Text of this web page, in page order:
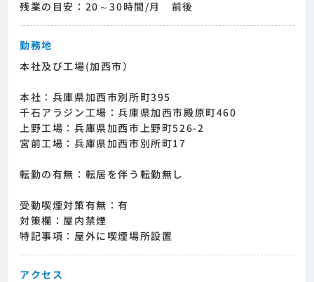
残業の目安：20～30時間/月 前後
勤務地
本社及び工場(加西市）
本社：兵庫県加西市別所町395
千石アラジン工場：兵庫県加西市殿原町460
上野工場：兵庫県加西市上野町526-2
宮前工場：兵庫県加西市別所町17
転勤の有無：転居を伴う転勤無し
受動喫煙対策有無：有
対策欄：屋内禁煙
特記事項：屋外に喫煙場所設置
アクセス